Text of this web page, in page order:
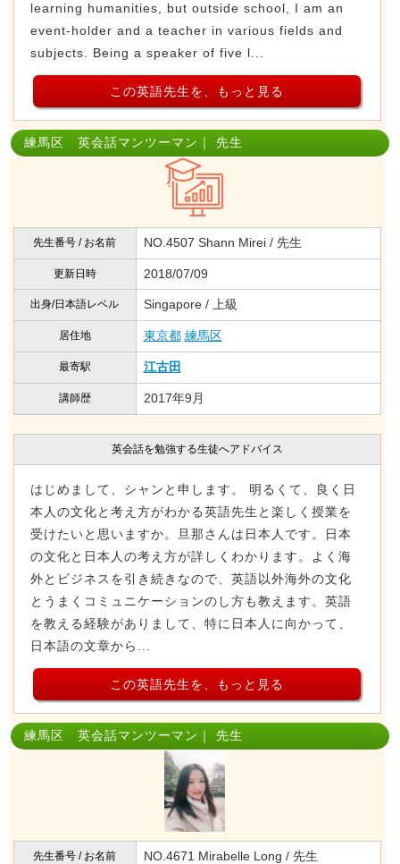
learning humanities, but outside school, I am an
event-holder and a teacher in various fields and
subjects. Being a speaker of five l...
この英語先生を、もっと見る
練馬区 英会話マンツーマン｜ 先生
先生番号 / お名前 NO.4507 Shann Mirei / 先生
更新日時 2018/07/09
出身/日本語レベル Singapore / 上級
居住地 東京都 練馬区
最寄駅 江古田
講師歴 2017年9月
英会話を勉強する生徒へアドバイス
はじめまして、シャンと申します。 明るくて、良く日
本人の文化と考え方がわかる英語先生と楽しく授業を
受けたいと思いますか。旦那さんは日本人です。日本
の文化と日本人の考え方が詳しくわかります。よく海
外とビジネスを引き続きなので、英語以外海外の文化
とうまくコミュニケーションのし方も教えます。英語
を教える経験がありまして、特に日本人に向かって、
日本語の文章から...
この英語先生を、もっと見る
練馬区 英会話マンツーマン｜ 先生
先生番号 / お名前 NO.4671 Mirabelle Long / 先生